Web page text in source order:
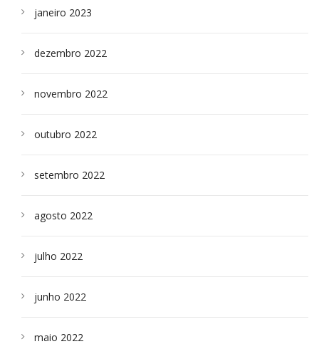
janeiro 2023
dezembro 2022
novembro 2022
outubro 2022
setembro 2022
agosto 2022
julho 2022
junho 2022
maio 2022